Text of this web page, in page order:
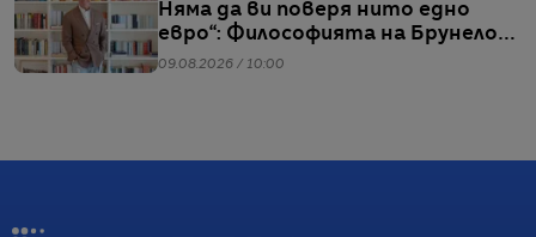
Няма да ви поверя нито едно
евро“: Философията на Брунело
Кучинели за бизнеса и живота
09.08.2026 / 10:00